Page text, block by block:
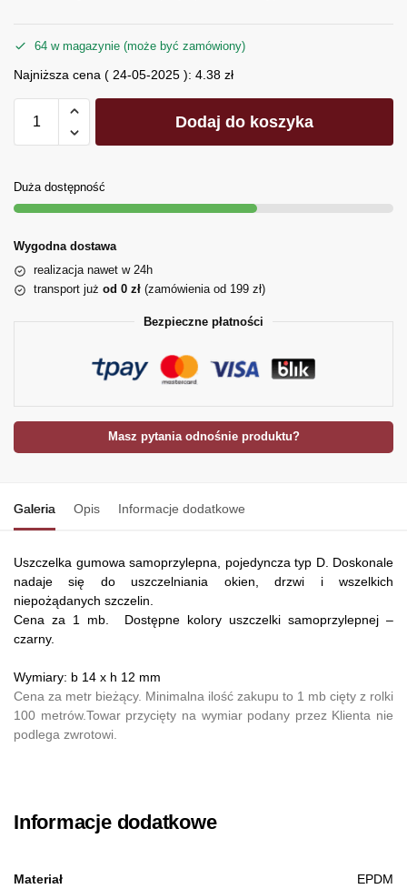
64 w magazynie (może być zamówiony)
Najniższa cena ( 24-05-2025 ): 4.38 zł
Dodaj do koszyka
Duża dostępność
Wygodna dostawa
realizacja nawet w 24h
transport już od 0 zł (zamówienia od 199 zł)
Bezpieczne płatności
Masz pytania odnośnie produktu?
Galeria Opis Informacje dodatkowe
Uszczelka gumowa samoprzylepna, pojedyncza typ D. Doskonale
nadaje się do uszczelniania okien, drzwi i wszelkich
niepożądanych szczelin.
Cena za 1 mb. Dostępne kolory uszczelki samoprzylepnej –
czarny.
Wymiary: b 14 x h 12 mm
Cena za metr bieżący. Minimalna ilość zakupu to 1 mb cięty z rolki
100 metrów.Towar przycięty na wymiar podany przez Klienta nie
podlega zwrotowi.
Informacje dodatkowe
Materiał EPDM